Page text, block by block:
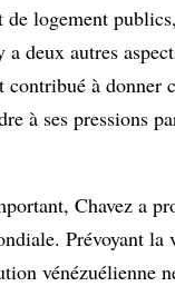
de logement
autres
à donner
à ses pressions
Chavez a
Prévoyant
vénézuélienne